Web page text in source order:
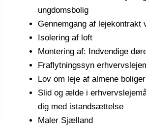
ungdomsbolig
Gennemgang af lejekontrakt
Isolering af loft
Montering af: Indvendige
Fraflytningssyn
Lov om leje af almene boliger
Slid og ælde i
dig med istandsættelse
Maler Sjælland